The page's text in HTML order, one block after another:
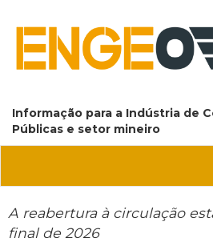
Informação para a Indústria de
Públicas e setor mineiro
A reabertura à circulação
final de 2026